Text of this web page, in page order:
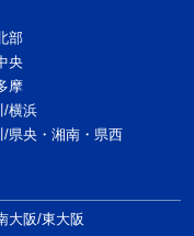
部
央
摩
/横浜
/県央・湘南・県西
大阪/東大阪